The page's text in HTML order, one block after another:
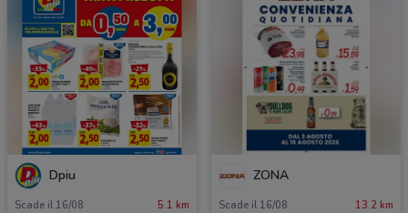
Dpiu
Scade il 16/08 5.1 km
ZONA
Scade il 16/08 13.2 km